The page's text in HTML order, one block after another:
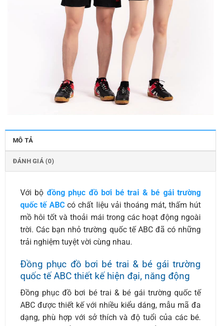
MÔ TẢ
ĐÁNH GIÁ (0)
Với bộ đồng phục đồ bơi bé trai & bé gái trường
quốc tế ABC có chất liệu vải thoáng mát, thấm hút
mồ hôi tốt và thoải mái trong các hoạt động ngoài
trời. Các bạn nhỏ trường quốc tế ABC đã có những
trải nghiệm tuyệt vời cùng nhau.
Đồng phục đồ bơi bé trai & bé gái trường
quốc tế ABC thiết kế hiện đại, năng động
Đồng phục đồ bơi bé trai & bé gái trường quốc tế
ABC được thiết kế với nhiều kiểu dáng, mẫu mã đa
dạng, phù hợp với sở thích và độ tuổi của các bé.